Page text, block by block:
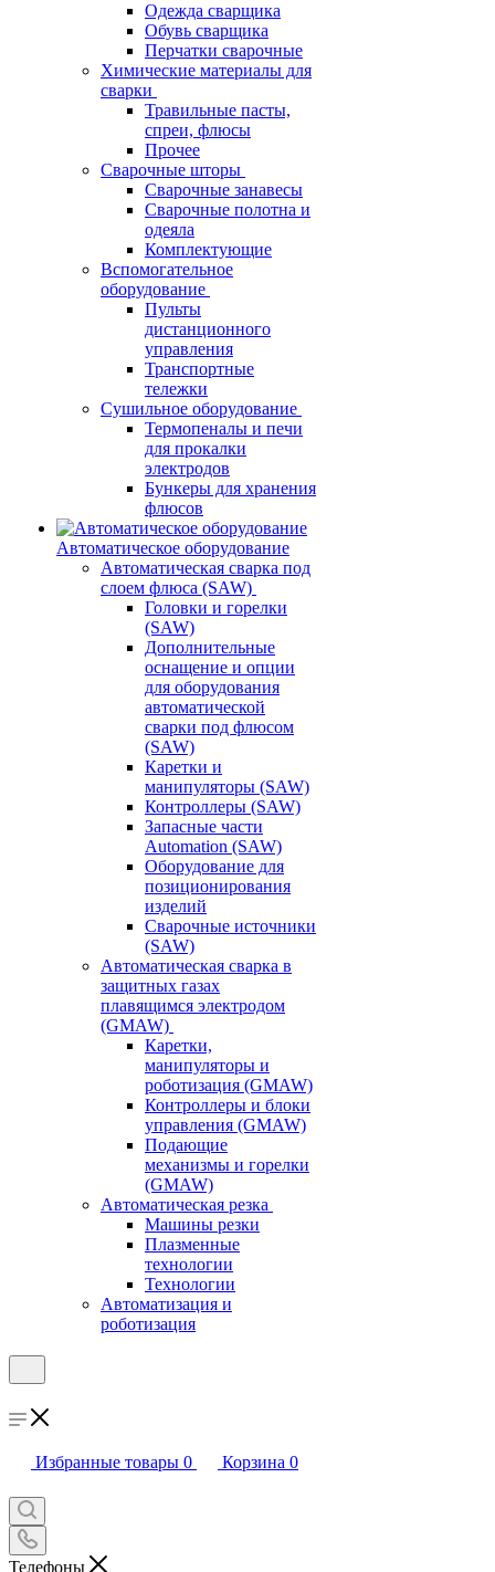
Одежда сварщика
Обувь сварщика
Перчатки сварочные
Химические материалы для
сварки
Травильные пасты,
спреи, флюсы
Прочее
Сварочные шторы
Сварочные занавесы
Сварочные полотна и
одеяла
Комплектующие
Вспомогательное
оборудование
Пульты
дистанционного
управления
Транспортные
тележки
Сушильное оборудование
Термопеналы и печи
для прокалки
электродов
Бункеры для хранения
флюсов
Автоматическое оборудование
Автоматическая сварка под
слоем флюса (SAW)
Головки и горелки
(SAW)
Дополнительные
оснащение и опции
для оборудования
автоматической
сварки под флюсом
(SAW)
Каретки и
манипуляторы (SAW)
Контроллеры (SAW)
Запасные части
Automation (SAW)
Оборудование для
позиционирования
изделий
Сварочные источники
(SAW)
Автоматическая сварка в
защитных газах
плавящимся электродом
(GMAW)
Каретки,
манипуляторы и
роботизация (GMAW)
Контроллеры и блоки
управления (GMAW)
Подающие
механизмы и горелки
(GMAW)
Автоматическая резка
Машины резки
Плазменные
технологии
Технологии
Автоматизация и
роботизация
Избранные товары 0 Корзина 0
Телефоны